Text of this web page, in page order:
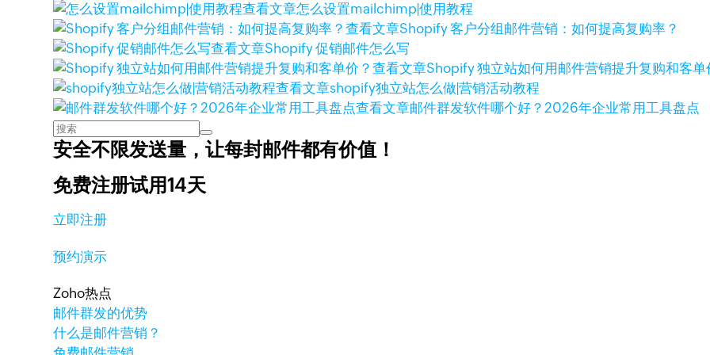
查看文章怎么设置mailchimp|使用教程
查看文章Shopify 客户分组邮件营销：如何提高复购率？
查看文章Shopify 促销邮件怎么写
查看文章Shopify 独立站如何用邮件营销提升复购和客单
查看文章shopify独立站怎么做|营销活动教程
查看文章邮件群发软件哪个好？2026年企业常用工具盘点
安全不限发送量，让每封邮件都有价值！
免费注册试用14天
立即注册
预约演示
Zoho热点
邮件群发的优势
什么是邮件营销？